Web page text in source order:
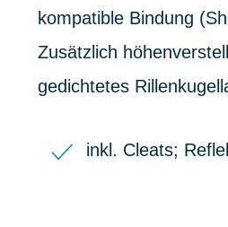
kompatible Bindung
Zusätzlich
gedichtetes
inkl. Cleats;